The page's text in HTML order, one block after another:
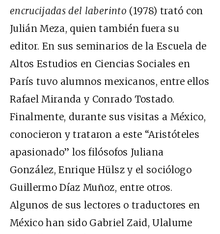
encrucijadas del laberinto (1978) trató con
Julián Meza, quien también fuera su
editor. En sus seminarios de la Escuela de
Altos Estudios en Ciencias Sociales en
París tuvo alumnos mexicanos, entre ellos
Rafael Miranda y Conrado Tostado.
Finalmente, durante sus visitas a México,
conocieron y trataron a este “Aristóteles
apasionado” los filósofos Juliana
González, Enrique Hülsz y el sociólogo
Guillermo Díaz Muñoz, entre otros.
Algunos de sus lectores o traductores en
México han sido Gabriel Zaid, Ulalume